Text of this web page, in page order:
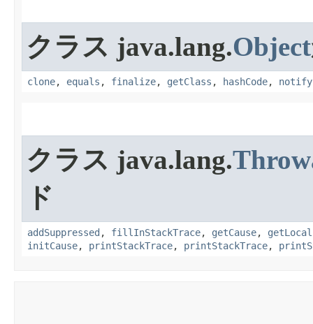
クラス java.lang.Object
clone, equals , finalize, getClass , hashCode, notify
クラス java.lang.
ド
addSuppressed , fillInStackTrace, getCause,
initCause, printStackTrace, printStackTrace,